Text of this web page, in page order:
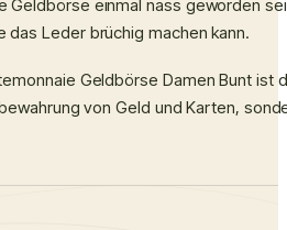
Geldbörse einmal nass geworden
das Leder brüchig machen kann.
Geldbörse Damen Bunt ist
von Geld und Karten,